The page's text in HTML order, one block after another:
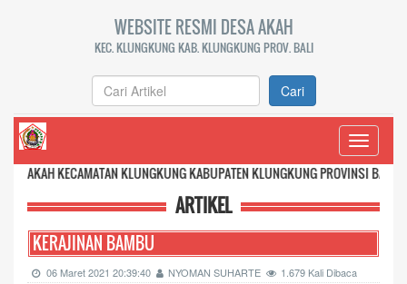
WEBSITE RESMI DESA AKAH
KEC. KLUNGKUNG KAB. KLUNGKUNG PROV. BALI
Cari
Toggle
KLUNGKUNG KABUPATEN KLUNGKUNG PROVINSI BALI
ARTIKEL
KERAJINAN BAMBU
06 Maret 2021 20:39:40 NYOMAN SUHARTE 1.679 Kali Dibaca